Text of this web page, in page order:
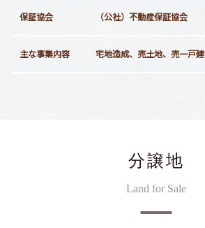
保証協会 （公社）不動産保証協会
主な事業内容 宅地造成、売土地、売一戸建
分譲地
Land for Sale